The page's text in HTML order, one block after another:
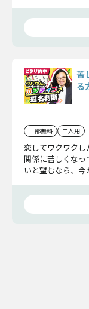
苦
る
一部無料 二人用
恋してワクワク
関係に苦しくな
いと望むなら、
タバやん。が二